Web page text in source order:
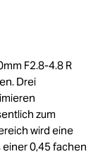
F2.8-4.8 R
Drei
zum
wird eine
0,45 fachen